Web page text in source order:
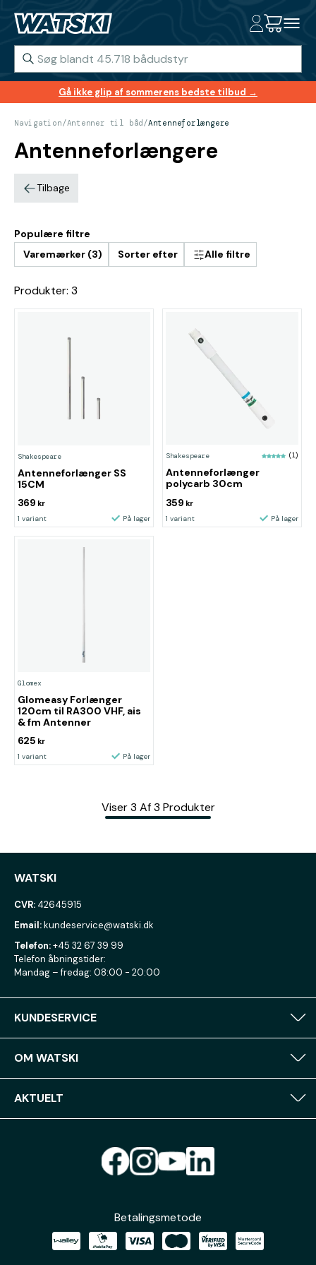
Gå ikke glip af sommerens bedste tilbud →
Navigation/Antenner til båd /Antenneforlængere
Antenneforlængere
Tilbage
Populære filtre
Varemærker (3)
Sorter efter Alle filtre
Produkter: 3
Shakespeare
Antenneforlænger SS
15CM
369 kr
1 variant På lager
Shakespeare (1)
Antenneforlænger
polycarb 30cm
359 kr
1 variant På lager
Glomex
Glomeasy Forlænger
120cm til RA300 VHF, ais
& fm Antenner
625 kr
1 variant På lager
Viser 3 Af 3 Produkter
WATSKI
CVR: 42645915
Email:kundeservice@watski.dk
Telefon:+45 32 67 39 99
Telefon åbningstider:
Mandag – fredag: 08:00 - 20:00
KUNDESERVICE
OM WATSKI
AKTUELT
Betalingsmetode